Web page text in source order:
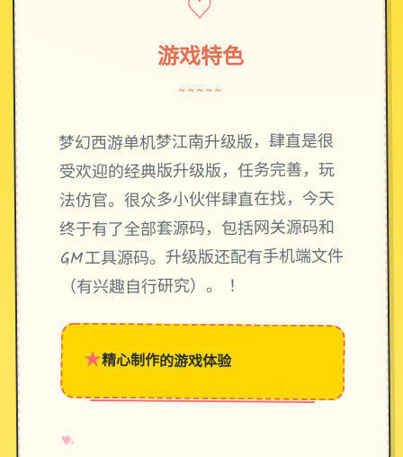
♡
游戏特色
~~~~~
梦幻西游单机梦江南升级版，肆直是很
受欢迎的经典版升级版，任务完善，玩
法仿官。很众多小伙伴肆直在找，今天
终于有了全部套源码，包括网关源码和
GM工具源码。升级版还配有手机端文件
（有兴趣自行研究）。 ！
★精心制作的游戏体验
♥
✧
→